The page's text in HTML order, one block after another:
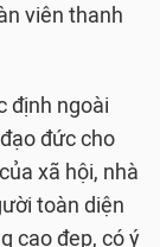
viên thanh
định ngoài
đức cho
xã hội, nhà
toàn diện
cao đẹp, có ý